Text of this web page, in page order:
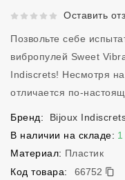
Рейтинг 5 из 5.Оставить
Позвольте себе
вибропулей Sweet
Indiscrets! Несмотря
отличается по-
Бренд:
Bijoux
В наличии на складе:
Материал: Пластик
Код товара:
66752
66752